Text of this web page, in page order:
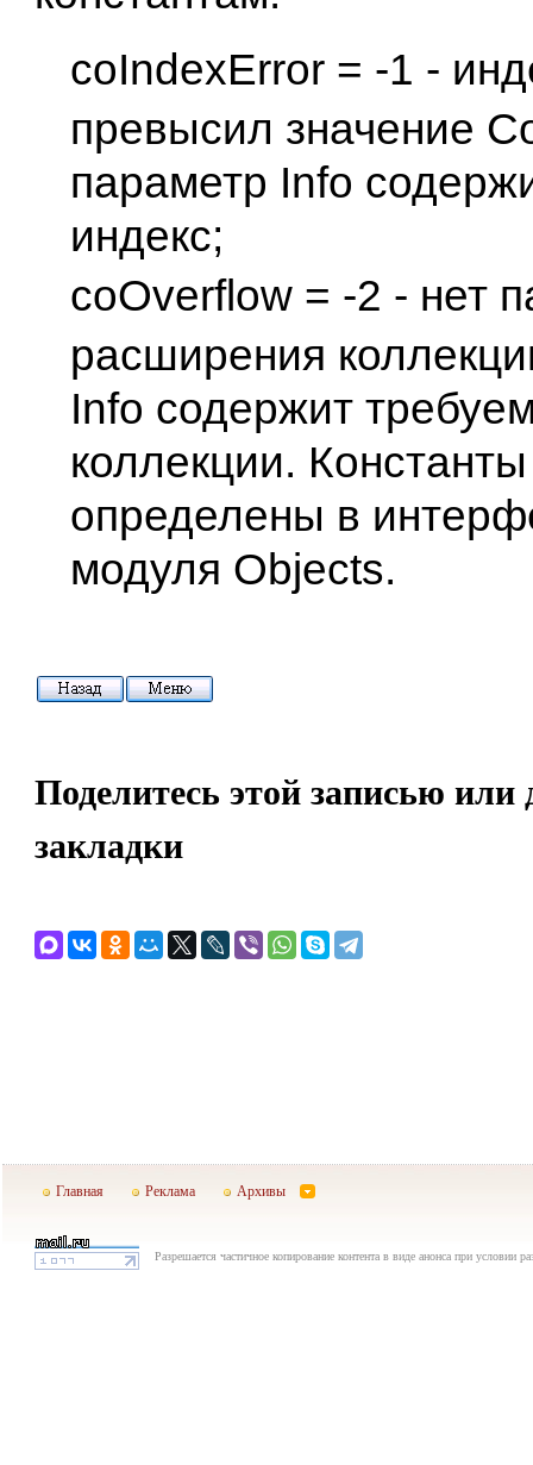
coIndexError = -1 -
превысил значение
параметр Info
индекс;
coOverflow = -2 - нет
расширения
Info содержит
коллекции.
определены в
модуля Objects.
Поделитесь этой записью или
закладки
Главная Реклама Архивы
Разрешается частичное копирование контента в виде анонса при условии